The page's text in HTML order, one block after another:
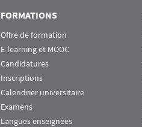
FORMATIONS
Offre de formation
E-learning et MOOC
Candidatures
Inscriptions
Calendrier universitaire
Examens
Langues enseignées